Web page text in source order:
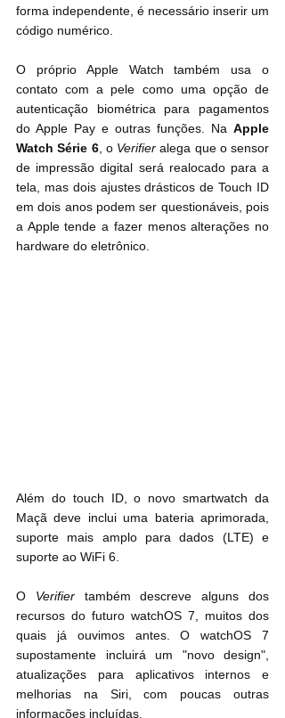
forma independente, é necessário inserir um
código numérico.
O próprio Apple Watch também usa o
contato com a pele como uma opção de
autenticação biométrica para pagamentos
Apple
Watch‌ Série 6, o Verifier alega que o sensor
de impressão digital será realocado para a
tela, mas dois ajustes drásticos de ‌Touch ID‌
em dois anos podem ser questionáveis, pois
a Apple tende a fazer menos alterações no
hardware do ‌eletrônico‌.
Além do touch ID, o novo smartwatch da
Maçã deve inclui uma bateria aprimorada,
suporte mais amplo para dados (LTE) e
suporte ao WiFi 6.
O Verifier também descreve alguns dos
recursos do futuro watchOS 7, muitos dos
quais já ouvimos antes. O watchOS 7
supostamente incluirá um "novo design",
atualizações para aplicativos internos e
melhorias na Siri, com poucas outras
informações incluídas.